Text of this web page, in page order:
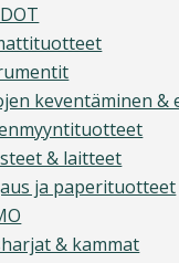
keventäminen
& laitteet
ja paperituotteet
& kammat